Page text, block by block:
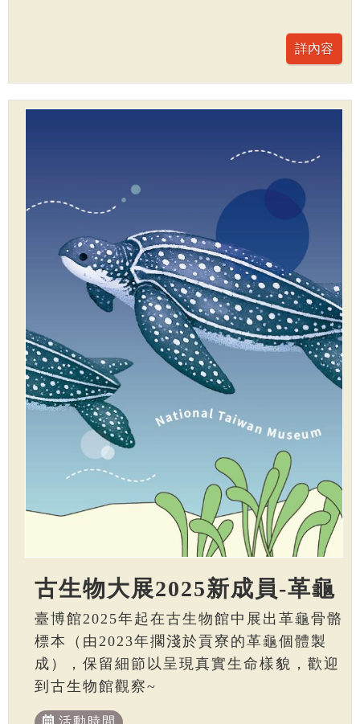
古生物大展2025新成員-革龜
臺博館2025年起在古生物館中展出革龜骨骼
標本（由2023年擱淺於貢寮的革龜個體製
成），保留細節以呈現真實生命樣貌，歡迎
到古生物館觀察~